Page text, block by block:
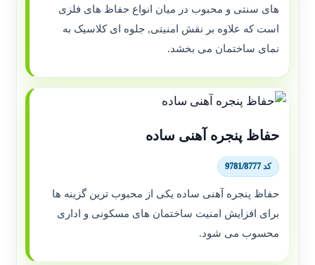
های سنتی و محبوب در میان انواع حفاظ های فلزی
است که علاوه بر نقش امنیتی, جلوه ای کلاسیک به
نمای ساختمان می بخشد.
حفاظ پنجره آهنی ساده
کد 9781/8777
حفاظ پنجره آهنی ساده یکی از محبوب ترین گزینه ها
برای افزایش امنیت ساختمان های مسکونی و اداری
محسوب می شود.